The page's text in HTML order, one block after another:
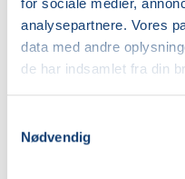
for sociale medier,
analysepartnere. Vores
data med andre
de har indsamlet fra din
Nødvendig
Antal mødegange
18mødegange
Adresse
Studio Ann,
Se på kort